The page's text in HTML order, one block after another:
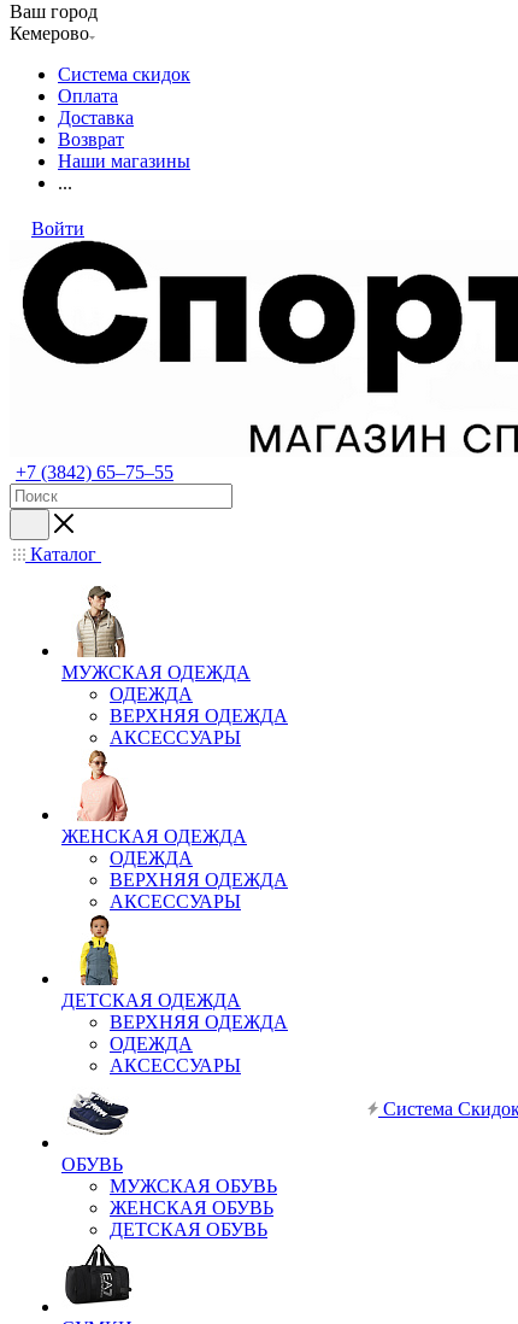
Ваш город
Кемерово
Система скидок
Оплата
Доставка
Возврат
Наши магазины
...
Войти
+7 (3842) 65–75–55
Каталог
МУЖСКАЯ ОДЕЖДА
ОДЕЖДА
ВЕРХНЯЯ ОДЕЖДА
АКСЕССУАРЫ
ЖЕНСКАЯ ОДЕЖДА
ОДЕЖДА
ВЕРХНЯЯ ОДЕЖДА
АКСЕССУАРЫ
ДЕТСКАЯ ОДЕЖДА
ВЕРХНЯЯ ОДЕЖДА
ОДЕЖДА
АКСЕССУАРЫ
ОБУВЬ
МУЖСКАЯ ОБУВЬ
ЖЕНСКАЯ ОБУВЬ
ДЕТСКАЯ ОБУВЬ
Система